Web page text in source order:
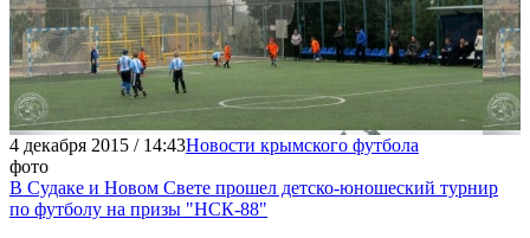
4 декабря 2015 / 14:43Новости крымского футбола
фото
В Судаке и Новом Свете прошел детско-юношеский турнир
по футболу на призы "НСК-88"